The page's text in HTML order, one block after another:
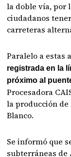
la doble vía, por
ciudadanos
carreteras
Paralelo a estas
registrada en la
próximo al
Procesadora
la producción
Blanco.
Se informó que
subterráneas de